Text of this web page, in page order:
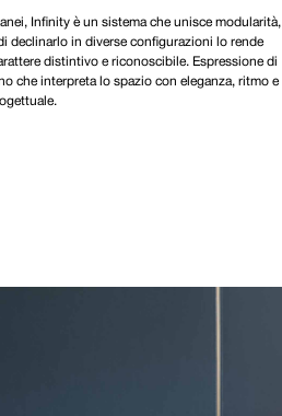
Infinity è un sistema che unisce modularità,
declinarlo in diverse configurazioni lo rende
distintivo e riconoscibile. Espressione di
che interpreta lo spazio con eleganza, ritmo e